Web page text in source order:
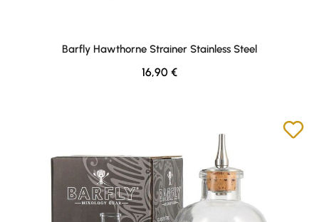
Barfly Hawthorne Strainer Stainless Steel
Regulärer Preis:
16,90 €